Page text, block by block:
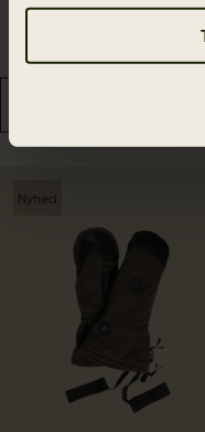
1 749.30 NOK
Spar 749.70 NOK
Nyhed